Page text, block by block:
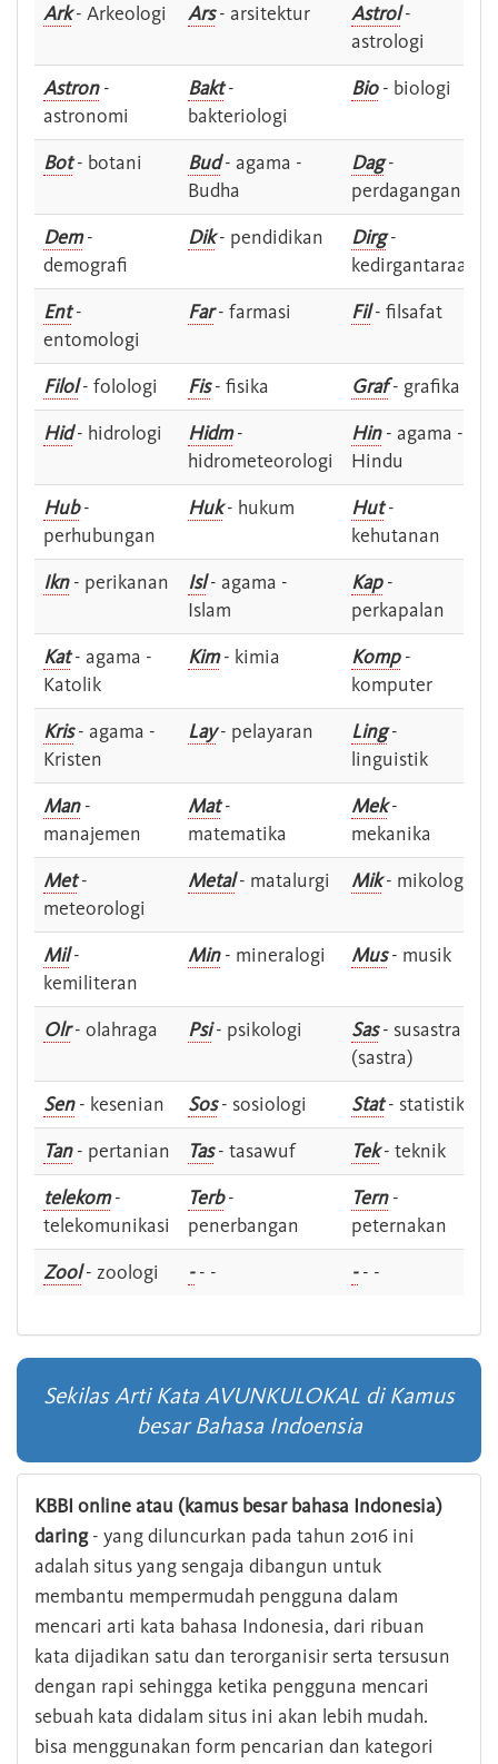
Ark- Arkeologi Ars- arsitektur Astrol-
astrologi
Astron-
astronomi
Bakt-
bakteriologi
Bio- biologi
Bot- botani Bud- agama -
Budha
Dag-
perdagangan
Dem-
demografi
Dik- pendidikan Dirg-
kedirgantaraan
Ent-
entomologi
Far- farmasi Fil- filsafat
Filol- folologi Fis- fisika Graf- grafika
Hid- hidrologi Hidm-
hidrometeorologi
Hin- agama -
Hindu
Hub-
perhubungan
Huk- hukum Hut-
kehutanan
Ikn- perikanan Isl- agama -
Islam
Kap-
perkapalan
Kat- agama -
Katolik
Kim- kimia Komp-
komputer
Kris- agama -
Kristen
Lay- pelayaran Ling-
linguistik
Man-
manajemen
Mat-
matematika
Mek-
mekanika
Met-
meteorologi
Metal- matalurgi Mik- mikologi
Mil-
kemiliteran
Min- mineralogi Mus- musik
Olr- olahraga Psi- psikologi Sas- susastra -
(sastra)
Sen- kesenian Sos- sosiologi Stat- statistik
Tan- pertanian Tas- tasawuf Tek- teknik
telekom-
telekomunikasi
Terb-
penerbangan
Tern-
peternakan
Zool- zoologi -- - -- -
Sekilas Arti Kata AVUNKULOKAL di Kamus
besar Bahasa Indoensia
KBBI online atau (kamus besar bahasa Indonesia)
daring- yang diluncurkan pada tahun 2016 ini
adalah situs yang sengaja dibangun untuk
membantu mempermudah pengguna dalam
mencari arti kata bahasa Indonesia, dari ribuan
kata dijadikan satu dan terorganisir serta tersusun
dengan rapi sehingga ketika pengguna mencari
sebuah kata didalam situs ini akan lebih mudah.
bisa menggunakan form pencarian dan kategori